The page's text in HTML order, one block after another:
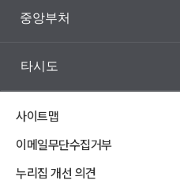
중앙부처
타시도
사이트맵
이메일무단수집거부
누리집 개선 의견